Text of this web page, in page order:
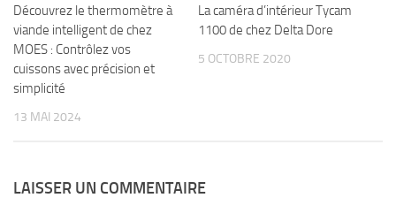
Découvrez le thermomètre à
viande intelligent de chez
MOES : Contrôlez vos
cuissons avec précision et
simplicité
13 MAI 2024
La caméra d’intérieur Tycam
1100 de chez Delta Dore
5 OCTOBRE 2020
LAISSER UN COMMENTAIRE